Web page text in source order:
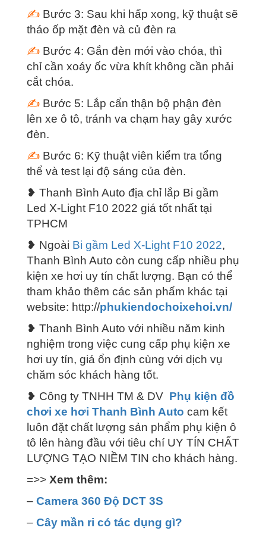
✍ Bước 3: Sau khi hấp xong, kỹ thuật sẽ
tháo ốp mặt đèn và củ đèn ra
✍ Bước 4: Gắn đèn mới vào chóa, thì
chỉ cần xoáy ốc vừa khít không cần phải
cắt chóa.
✍ Bước 5: Lắp cẩn thận bộ phận đèn
lên xe ô tô, tránh va chạm hay gây xước
đèn.
✍ Bước 6: Kỹ thuật viên kiểm tra tổng
thể và test lại độ sáng của đèn.
❥ Thanh Bình Auto địa chỉ lắp Bi gầm
Led X-Light F10 2022 giá tốt nhất tại
TPHCM
❥ Ngoài Bi gầm Led X-Light F10 2022,
Thanh Bình Auto còn cung cấp nhiều phụ
kiện xe hơi uy tín chất lượng. Bạn có thể
tham khảo thêm các sản phẩm khác tại
website: http://phukiendochoixehoi.vn/
❥ Thanh Bình Auto với nhiều năm kinh
nghiệm trong việc cung cấp phụ kiện xe
hơi uy tín, giá ổn định cùng với dịch vụ
chăm sóc khách hàng tốt.
❥ Công ty TNHH TM & DV Phụ kiện đồ
chơi xe hơi Thanh Bình Auto cam kết
luôn đặt chất lượng sản phẩm phụ kiện ô
tô lên hàng đầu với tiêu chí UY TÍN CHẤT
LƯỢNG TẠO NIỀM TIN cho khách hàng.
=>> Xem thêm:
– Camera 360 Độ DCT 3S
– Cây mần ri có tác dụng gì?